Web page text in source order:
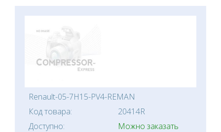
Renault-05-7H15-PV4-REMAN
Код товара:
20414R
Доступно:
Можно заказать